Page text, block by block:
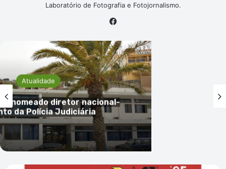
Laboratório de Fotografia e Fotojornalismo.
Atualidade
nomeado diretor nacional-
da Polícia Judiciária